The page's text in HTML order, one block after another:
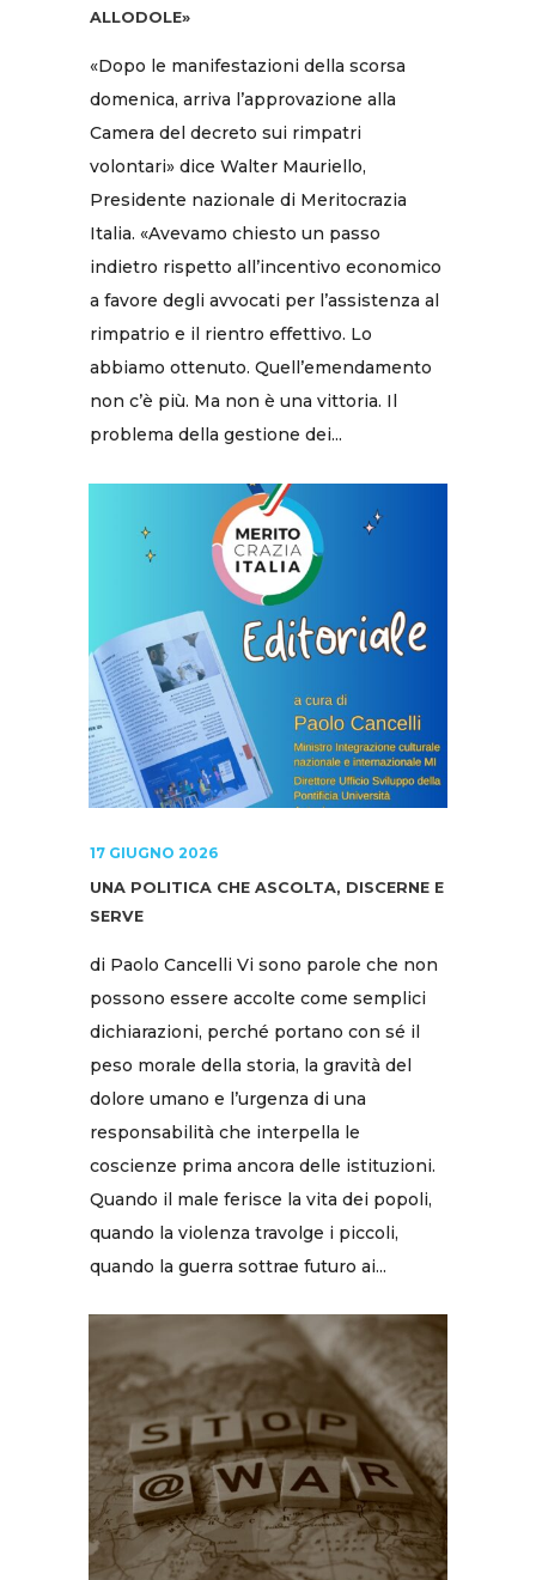
ALLODOLE»
«Dopo le manifestazioni della scorsa
domenica, arriva l’approvazione alla
Camera del decreto sui rimpatri
volontari» dice Walter Mauriello,
Presidente nazionale di Meritocrazia
Italia. «Avevamo chiesto un passo
indietro rispetto all’incentivo economico
a favore degli avvocati per l’assistenza al
rimpatrio e il rientro effettivo. Lo
abbiamo ottenuto. Quell’emendamento
non c’è più. Ma non è una vittoria. Il
problema della gestione dei...
17 GIUGNO 2026
UNA POLITICA CHE ASCOLTA, DISCERNE E
SERVE
di Paolo Cancelli Vi sono parole che non
possono essere accolte come semplici
dichiarazioni, perché portano con sé il
peso morale della storia, la gravità del
dolore umano e l’urgenza di una
responsabilità che interpella le
coscienze prima ancora delle istituzioni.
Quando il male ferisce la vita dei popoli,
quando la violenza travolge i piccoli,
quando la guerra sottrae futuro ai...